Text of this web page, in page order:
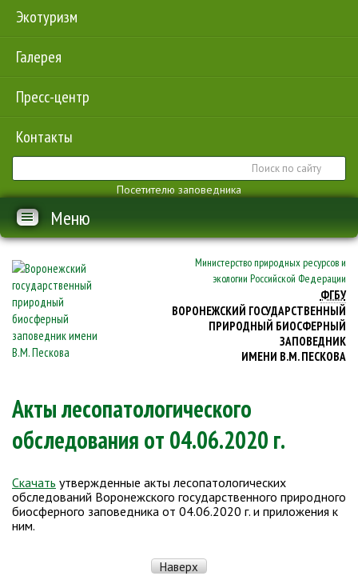
Экотуризм
Галерея
Пресс-центр
Контакты
Посетителю заповедника
Меню
Министерство природных ресурсов и
экологии Российской Федерации
ФГБУ
ВОРОНЕЖСКИЙ ГОСУДАРСТВЕННЫЙ
ПРИРОДНЫЙ БИОСФЕРНЫЙ
ЗАПОВЕДНИК
ИМЕНИ В.М. ПЕСКОВА
Акты лесопатологического
обследования от 04.06.2020 г.
Скачать утвержденные акты лесопатологических
обследований Воронежского государственного природного
биосферного заповедника от 04.06.2020 г. и приложения к
ним.
Наверх